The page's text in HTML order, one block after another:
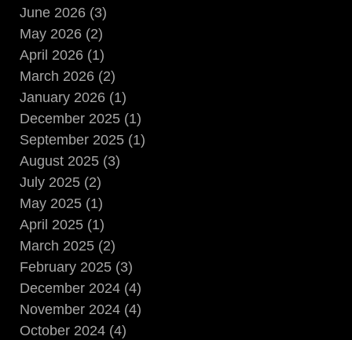
June 2026 (3)
May 2026 (2)
April 2026 (1)
March 2026 (2)
January 2026 (1)
December 2025 (1)
September 2025 (1)
August 2025 (3)
July 2025 (2)
May 2025 (1)
April 2025 (1)
March 2025 (2)
February 2025 (3)
December 2024 (4)
November 2024 (4)
October 2024 (4)